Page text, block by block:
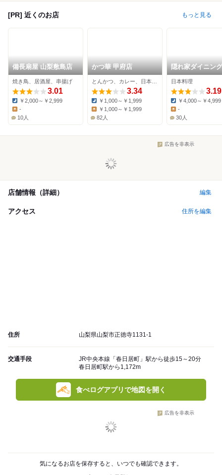
[PR] 近くのお店 もっと見る
備長扇屋 山梨敷島店
焼き鳥、居酒屋、串揚げ
3.01
Dinner:
￥2,000～￥2,999
Lunch:
-
10人
かつ華 甲府店
3.34
Dinner:
￥1,000～￥1,999
Lunch:
￥1,000～￥1,999
82人
隠れ家ダイニン
想
日本料理
3.19
Dinner:
￥4,000～￥4,999
Lunch:
-
30人
広告を非表示
店舗情報（詳細） 編集
アクセス 住所を編集
住所 山梨県山梨市正徳寺1131-1
交通手段
JR中央本線「春日居町」駅から徒歩15～20分
春日居町駅から1,172m
食べログアプリで地図を開く
広告を非表示
気になるお店を保存すると、いつでも確認できます。